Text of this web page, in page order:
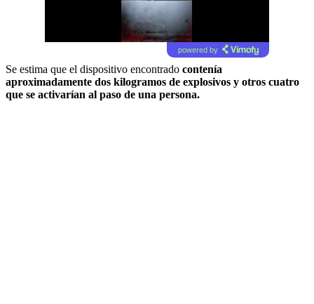
powered by
Se estima que el dispositivo encontrado contenía
aproximadamente dos kilogramos de explosivos y otros cuatro
que se activarían al paso de una persona.